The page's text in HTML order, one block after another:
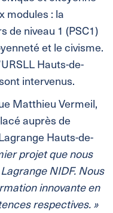
modules : la
de niveau 1 (PSC1)
et le civisme.
Hauts-de-
intervenus.
Matthieu Vermeil,
auprès de
Hauts-de-
projet que nous
NIDF. Nous
innovante en
respectives. »